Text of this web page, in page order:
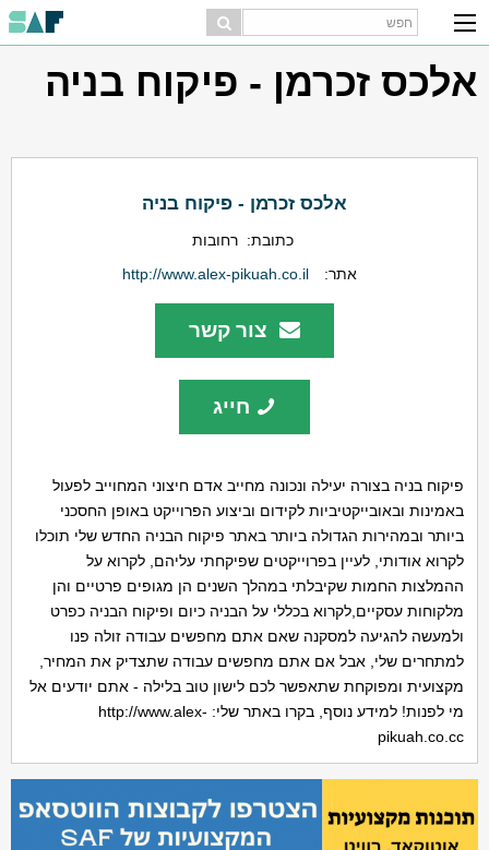
אלכס זכרמן - פיקוח בניה
אלכס זכרמן - פיקוח בניה
כתובת: רחובות
אתר:
http://www.alex-pikuah.co.il
צור קשר
חייג
פיקוח בניה בצורה יעילה ונכונה מחייב אדם חיצוני המחוייב לפעול
באמינות ובאובייקטיביות לקידום וביצוע הפרוייקט באופן החסכני
ביותר ובמהירות הגדולה ביותר באתר פיקוח הבניה החדש שלי תוכלו
לקרוא אודותי, לעיין בפרוייקטים שפיקחתי עליהם, לקרוא על
ההמלצות החמות שקיבלתי במהלך השנים הן מגופים פרטיים והן
מלקוחות עסקיים,לקרוא בכללי על הבניה כיום ופיקוח הבניה כפרט
ולמעשה להגיעה למסקנה שאם אתם מחפשים עבודה זולה פנו
למתחרים שלי, אבל אם אתם מחפשים עבודה שתצדיק את המחיר,
מקצועית ומפוקחת שתאפשר לכם לישון טוב בלילה - אתם יודעים אל
מי לפנות! למידע נוסף, בקרו באתר שלי: http://www.alex-
pikuah.co.cc